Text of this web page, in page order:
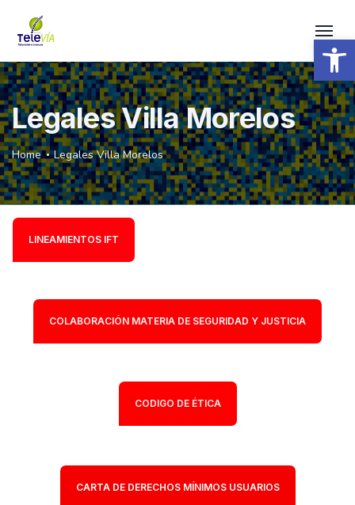
Legales Villa Morelos
Home Legales Villa Morelos
LINEAMIENTOS IFT
COLABORACIÓN MATERIA DE SEGURIDAD Y JUSTICIA
CODIGO DE ÉTICA
CARTA DE DERECHOS MÍNIMOS USUARIOS